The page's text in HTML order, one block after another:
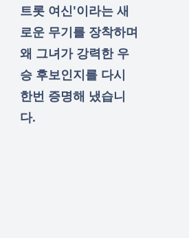
트롯 여신'이라는 새
로운 무기를 장착하며
왜 그녀가 강력한 우
승 후보인지를 다시
한번 증명해 냈습니
다.